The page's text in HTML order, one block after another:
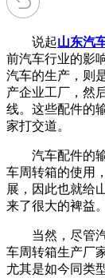
说起山东汽
前汽车行业的影
汽车的生产，则
产企业工厂，然
线。这些配件的
家打交道。
汽车配件的输
车周转箱的使用
展，因此也就给
来了很大的裨益。
当然，尽管汽
车周转箱生产厂
尤其是如今同类